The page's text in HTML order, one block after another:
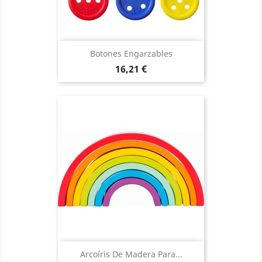
Botones Engarzables
Precio
16,21 €
Arcoíris De Madera Para...